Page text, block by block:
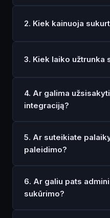
2. Kiek kainuoja
3. Kiek laiko užtrunka
4. Ar galima
integraciją?
5. Ar suteikiate
paleidimo?
6. Ar galiu pats
sukūrimo?